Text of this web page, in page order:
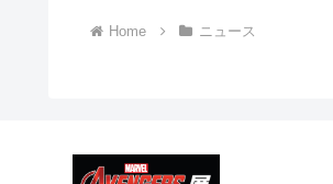
Home ニュース